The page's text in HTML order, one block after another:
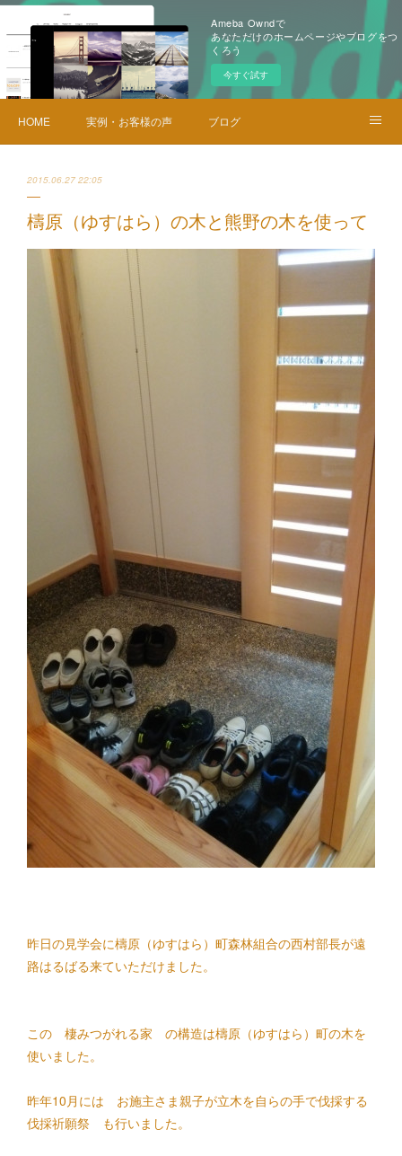
Ameba Owndで
あなただけのホームページやブログをつ
くろう
今すぐ試す
HOME 実例・お客様の声 ブログ
2015.06.27 22:05
檮原（ゆすはら）の木と熊野の木を使って
昨日の見学会に檮原（ゆすはら）町森林組合の西村部長が遠
路はるばる来ていただけました。
この 棲みつがれる家 の構造は檮原（ゆすはら）町の木を
使いました。
昨年10月には お施主さま親子が立木を自らの手で伐採する
伐採祈願祭 も行いました。